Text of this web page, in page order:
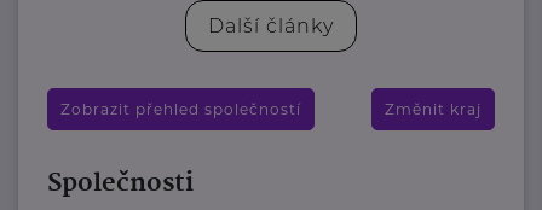
Další články
Zobrazit přehled společností Změnit kraj
Společnosti